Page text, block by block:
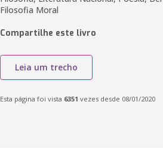
Filosofia Moral
Compartilhe este livro
Leia um trecho
Esta página foi vista 6351 vezes desde 08/01/2020